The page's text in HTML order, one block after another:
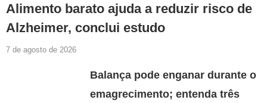
Alimento barato ajuda a reduzir risco de
Alzheimer, conclui estudo
7 de agosto de 2026
Balança pode enganar durante o
emagrecimento; entenda três